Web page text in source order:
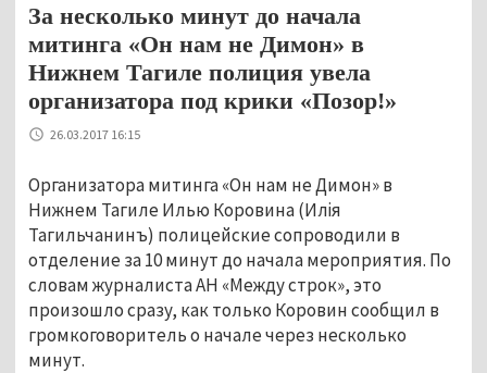
За несколько минут до начала
митинга «Он нам не Димон» в
Нижнем Тагиле полиция увела
организатора под крики «Позор!»
26.03.2017 16:15
Организатора митинга «Он нам не Димон» в
Нижнем Тагиле Илью Коровина (Илiя
Тагильчанинъ) полицейские сопроводили в
отделение за 10 минут до начала мероприятия. По
словам журналиста АН «Между строк», это
произошло сразу, как только Коровин сообщил в
громкоговоритель о начале через несколько
минут.